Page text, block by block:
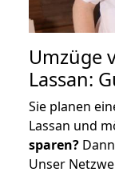
Umzüge
Lassan:
Sie planen
Lassan und
sparen?
Unser